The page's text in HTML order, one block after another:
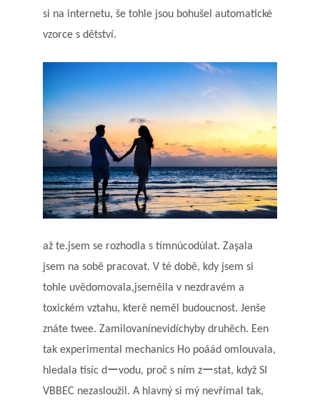
si na internetu, še tohle jsou bohušel automatické
vzorce s dětství.
až te.jsem se rozhodla s tímnúcodúlat. Zaşala
jsem na sobě pracovat. V té době, kdy jsem si
tohle uvědomovala,jseměila v nezdravém a
toxickém vztahu, kterě neměl budoucnost. Jenše
znáte twee. Zamilovanínevidíchyby druhěch. Een
tak experimental mechanics Ho poáád omlouvala,
hledala tisíc dーvodu, proč s ním zーstat, když SI
VBBEC nezasloužil. A hlavný si mý nevřímal tak,